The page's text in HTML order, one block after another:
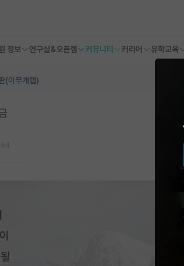
정보 연구실&오픈랩 커뮤니티 커리어 유학교육
(아무개랩)